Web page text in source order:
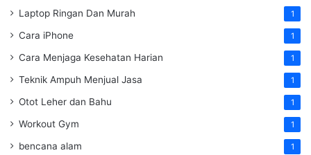
Laptop Ringan Dan Murah 1
Cara iPhone 1
Cara Menjaga Kesehatan Harian 1
Teknik Ampuh Menjual Jasa 1
Otot Leher dan Bahu 1
Workout Gym 1
bencana alam 1